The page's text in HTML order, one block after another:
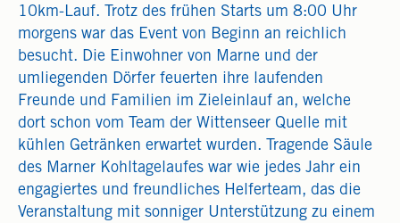
10km-Lauf. Trotz des frühen Starts um 8:00 Uhr
morgens war das Event von Beginn an reichlich
besucht. Die Einwohner von Marne und der
umliegenden Dörfer feuerten ihre laufenden
Freunde und Familien im Zieleinlauf an, welche
dort schon vom Team der Wittenseer Quelle mit
kühlen Getränken erwartet wurden. Tragende Säule
des Marner Kohltagelaufes war wie jedes Jahr ein
engagiertes und freundliches Helferteam, das die
Veranstaltung mit sonniger Unterstützung zu einem